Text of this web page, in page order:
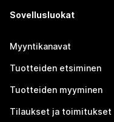
Sovellusluokat
Myyntikanavat
Tuotteiden etsiminen
Tuotteiden myyminen
Tilaukset ja toimitukset